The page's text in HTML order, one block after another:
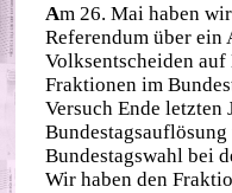
Am 26. Mai haben
Referendum über ein
Volksentscheiden auf
Fraktionen im
Versuch Ende letzten
Bundestagswahl bei
Wir haben den